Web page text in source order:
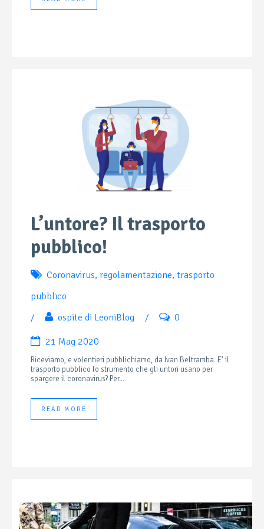
L’untore? Il trasporto
pubblico!
Coronavirus, regolamentazione, trasporto
pubblico
/
ospite di LeoniBlog / 0
21 Mag 2020
Riceviamo, e volentieri pubblichiamo, da Ivan Beltramba. E’ il
trasporto pubblico lo strumento che gli untori usano per
spargere il coronavirus? Per...
READ MORE